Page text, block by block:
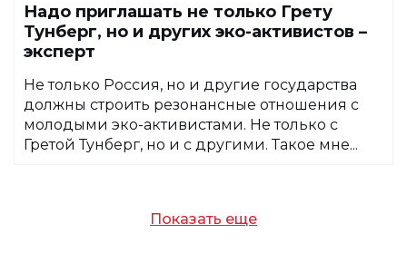
Надо приглашать не только Грету
Тунберг, но и других эко-активистов –
эксперт
Не только Россия, но и другие государства
должны строить резонансные отношения с
молодыми эко-активистами. Не только с
Гретой Тунберг, но и с другими. Такое мне...
Показать еще